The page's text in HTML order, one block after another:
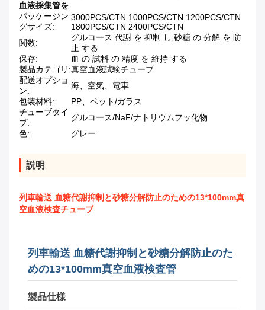
血液採集管を
パッケージン
グサイズ:
3000PCS/CTN 1000PCS/CTN 1200PCS/CTN
1800PCS/CTN 2400PCS/CTN
関数:
グルコース 代謝 を 抑制 し,砂糖 の 分解 を 防
止 する
保存:
血 の 試料 の 精度 を 維持 する
製品カテゴリ:真空血液試験チューブ
配送オプショ
ン:
海、空気、電車
包装材料:
PP、ペット/ガラス
チューブタイ
プ:
グルコース/NaF/ナトリウムフッ化物
色:
グレー
説明
列車輸送 血糖代謝抑制と砂糖分解防止のための13*100mm真
空血液検査チューブ
列車輸送 血糖代謝抑制と砂糖分解防止のた
めの13*100mm真空血液検査管
製品仕様